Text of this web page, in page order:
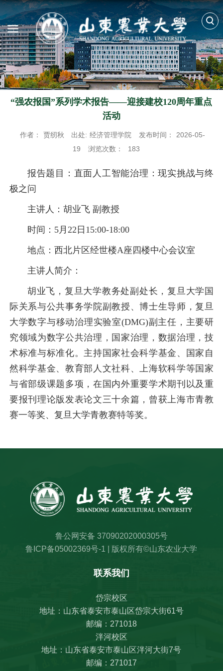
“强农报国”系列学术报告——迎接建校120周年重点
活动
作者： 贾纫秋 出处: 经济管理学院 发布时间：
2026-05-
19
浏览次数： 183
报告题目：直面人工智能治理：现实挑战与终
极之问
主讲人：胡业飞 副教授
时间：5月22日15:00-18:00
地点：西北片区经世楼A座四楼中心会议室
主讲人简介：
胡业飞，复旦大学教务处副处长，复旦大学国
际关系与公共事务学院副教授、博士生导师，复旦
大学数字与移动治理实验室(DMG)副主任，主要研
究领域为数字公共治理，国家治理，数据治理，技
术标准与标准化。主持国家社会科学基金、国家自
然科学基金、教育部人文社科、上海软科学等国家
与省部级课题多项，在国内外重要学术期刊以及重
要报刊理论版发表论文三十余篇，曾获上海市青教
赛一等奖、复旦大学青教赛特等奖。
鲁公网安备 37090202000305号
鲁ICP备05002369号-1 | 版权所有©山东农业大学
联系我们
岱宗校区
地址：山东省泰安市泰山区岱宗大街61号
邮编：271018
泮河校区
地址：山东省泰安市泰山区泮河大街7号
邮编：271017